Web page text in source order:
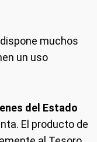
muchos
un uso
del Estado
El producto de